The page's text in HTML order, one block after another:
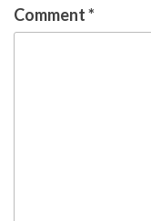
Comment*